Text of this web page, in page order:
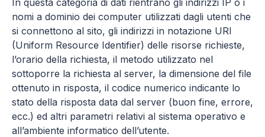
nomi a dominio dei computer utilizzati dagli utenti che
si connettono al sito, gli indirizzi in notazione URI
(Uniform Resource Identifier) delle risorse richieste,
l’orario della richiesta, il metodo utilizzato nel
sottoporre la richiesta al server, la dimensione del file
ottenuto in risposta, il codice numerico indicante lo
stato della risposta data dal server (buon fine, errore,
ecc.) ed altri parametri relativi al sistema operativo e
all’ambiente informatico dell’utente.